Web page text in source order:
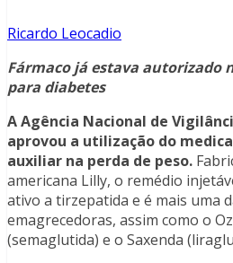
Ricardo Leocadio
Fármaco já estava autorizado
para diabetes
A Agência Nacional de
aprovou a utilização do
auxiliar na perda de peso.
americana Lilly, o remédio
ativo a tirzepatida e é mais uma
emagrecedoras, assim como o
(semaglutida) e o Saxenda